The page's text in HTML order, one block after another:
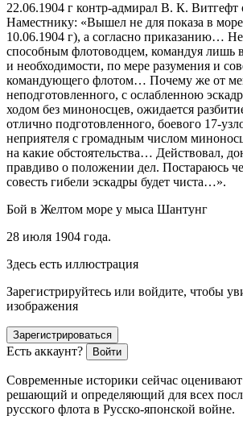
22.06.1904 г контр-адмирал В. К. Витгефт
Наместнику: «Вышел не для показа в
10.06.1904 г), а согласно приказанию… Не
способным флотоводцем, командуя лишь
и необходимости, по мере разумения и
командующего флотом… Почему же от
неподготовленного, с ослабленною
ходом без миноносцев, ожидается
отлично подготовленного, боевого 17-
неприятеля с громадным числом
на какие обстоятельства… Действовал,
правдиво о положении дел. Постараюсь
совесть гибели эскадры будет чиста…».
Бой в Желтом море у мыса Шантунг
28 июля 1904 года.
Здесь есть иллюстрация
Зарегистрируйтесь или войдите, чтобы
изображения
Зарегистрироваться
Есть аккаунт? Войти
Современные историки сейчас оценивают
решающий и определяющий для всех
русского флота в Русско-японской войне.